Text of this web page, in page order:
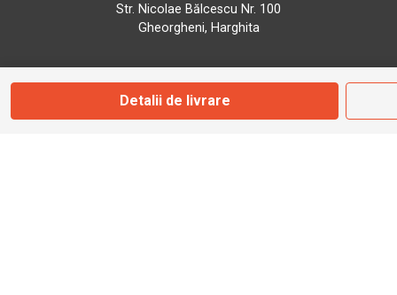
Detalii de livrare
Str. Nicolae Bălcescu Nr. 100
Gheorgheni, Harghita
Marți - Sâmbătă: 09:00 - 17:00